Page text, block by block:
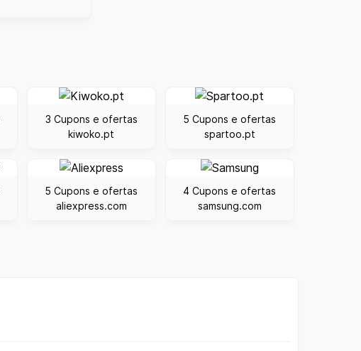
3 Cupons e ofertas
kiwoko.pt
5 Cupons e ofertas
spartoo.pt
5 Cupons e ofertas
aliexpress.com
4 Cupons e ofertas
samsung.com